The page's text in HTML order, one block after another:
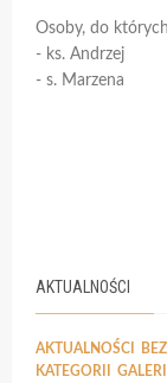
Osoby, do
- ks. Andrzej
- s. Marzena
AKTUALNOŚCI
AKTUALNOŚCI
BEZ
KATEGORII